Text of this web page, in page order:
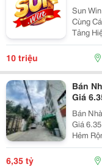
Sun
Cùng
Tảng
Ổn
Thiết
Được...
10 triệu
Bán
Giá
Bán
Giá
Hẻm
3.4M X
Hoàn
6,35 tỷ